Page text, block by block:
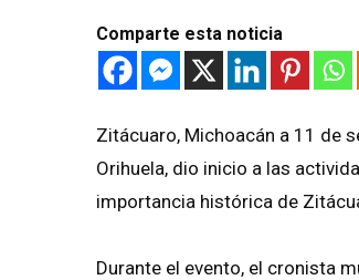
Comparte esta noticia
Zitácuaro, Michoacán a 11 de
Orihuela, dio inicio a las
importancia histórica de
Durante el evento, el cronista